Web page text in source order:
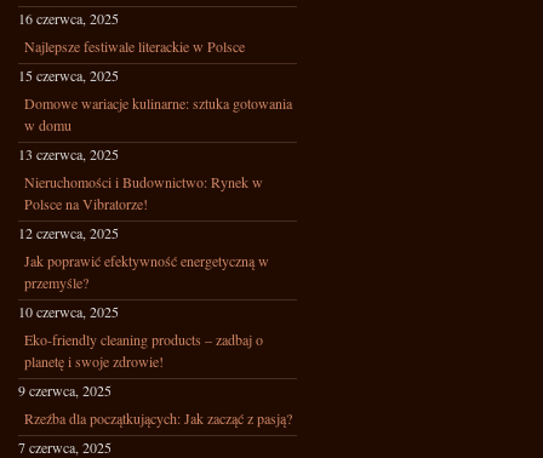
16 czerwca, 2025
Najlepsze festiwale literackie w Polsce
15 czerwca, 2025
Domowe wariacje kulinarne: sztuka gotowania
w domu
13 czerwca, 2025
Nieruchomości i Budownictwo: Rynek w
Polsce na Vibratorze!
12 czerwca, 2025
Jak poprawić efektywność energetyczną w
przemyśle?
10 czerwca, 2025
Eko-friendly cleaning products – zadbaj o
planetę i swoje zdrowie!
9 czerwca, 2025
Rzeźba dla początkujących: Jak zacząć z pasją?
7 czerwca, 2025